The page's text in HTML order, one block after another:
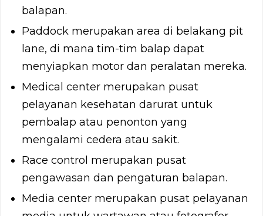
balapan.
Paddock merupakan area di belakang pit
lane, di mana tim-tim balap dapat
menyiapkan motor dan peralatan mereka.
Medical center merupakan pusat
pelayanan kesehatan darurat untuk
pembalap atau penonton yang
mengalami cedera atau sakit.
Race control merupakan pusat
pengawasan dan pengaturan balapan.
Media center merupakan pusat pelayanan